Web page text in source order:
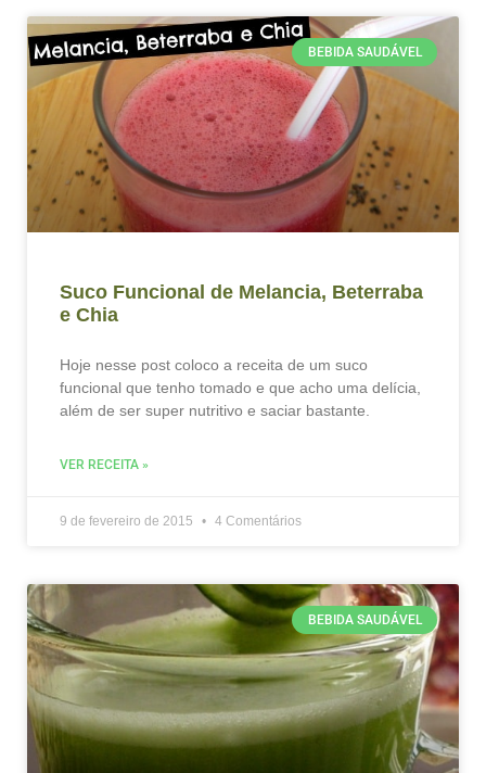
BEBIDA SAUDÁVEL
Suco Funcional de Melancia, Beterraba
e Chia
Hoje nesse post coloco a receita de um suco
funcional que tenho tomado e que acho uma delícia,
além de ser super nutritivo e saciar bastante.
VER RECEITA »
9 de fevereiro de 2015 4 Comentários
BEBIDA SAUDÁVEL